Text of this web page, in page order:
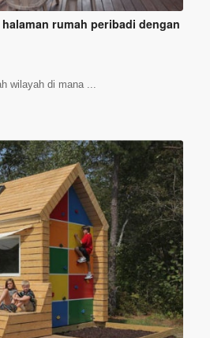
rumah peribadi dengan
wilayah di mana ...